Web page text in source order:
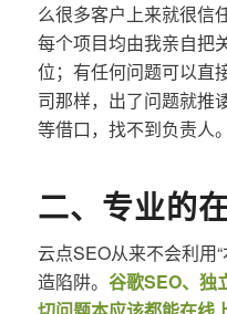
么很多客户上来就很信
每个项目均由我亲自把
位；有任何问题可以直
司那样，出了问题就推
等借口，找不到负责人。
二、专业的
云点SEO从来不会利用
造陷阱。 谷歌SEO、独